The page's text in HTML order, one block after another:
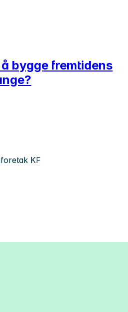
bygge fremtidens
KF